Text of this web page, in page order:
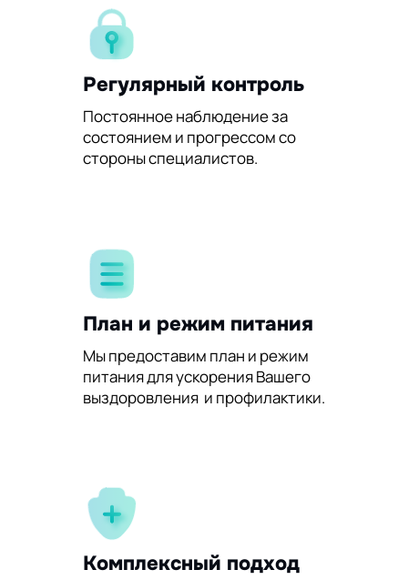
Регулярный контроль
Постоянное наблюдение за
состоянием и прогрессом со
стороны специалистов.
План и режим питания
Мы предоставим план и режим
питания для ускорения Вашего
выздоровления и профилактики.
Комплексный подход